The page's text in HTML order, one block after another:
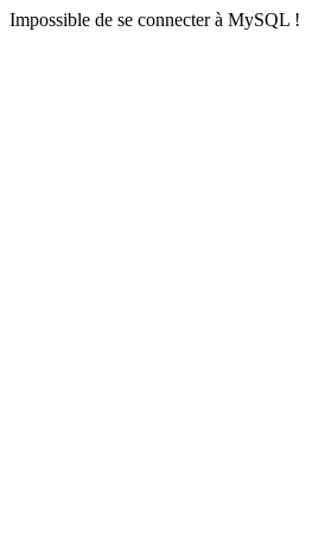
Impossible de se connecter à MySQL !